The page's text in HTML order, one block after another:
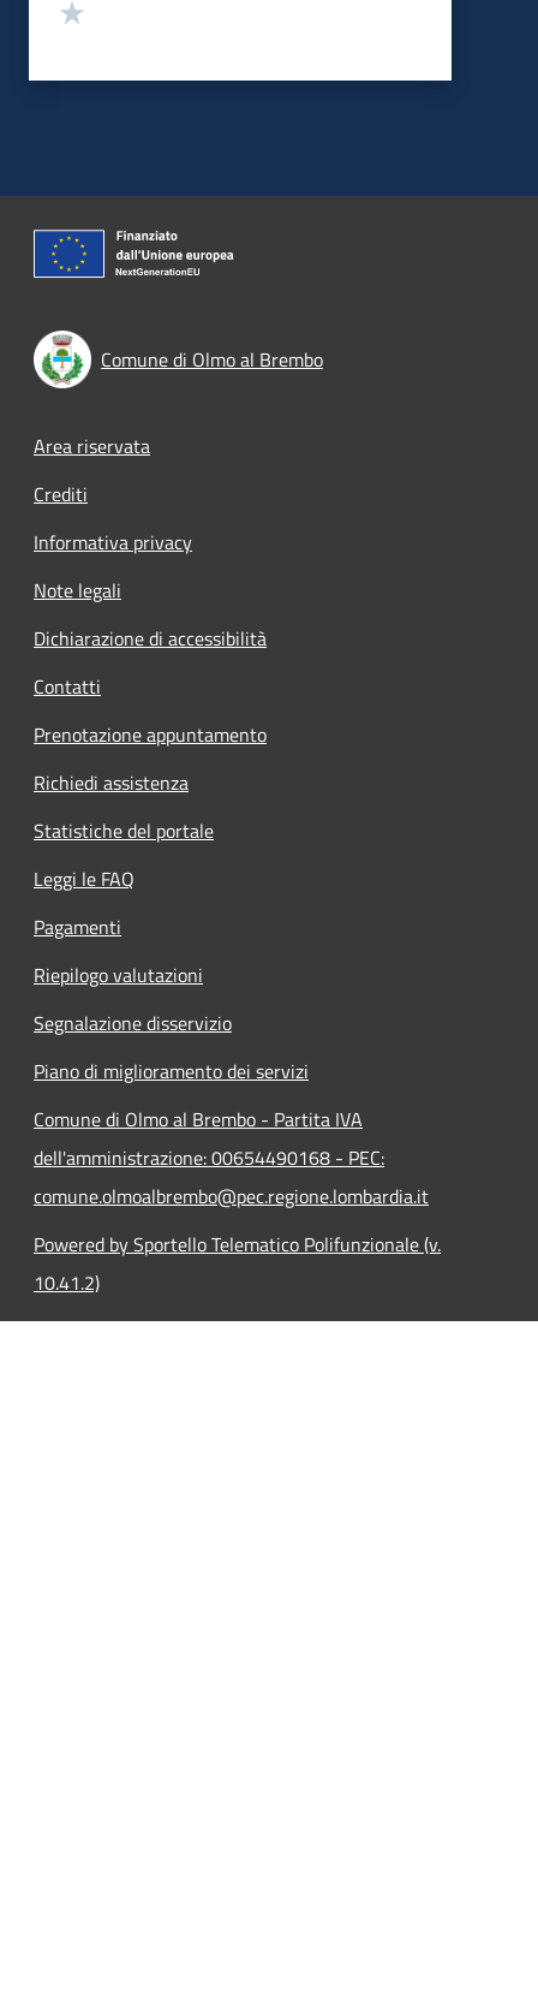
Comune di Olmo al Brembo
Footer menu
Area riservata
Crediti
Informativa privacy
Note legali
Dichiarazione di accessibilità
Contatti
Prenotazione appuntamento
Richiedi assistenza
Statistiche del portale
Leggi le FAQ
Pagamenti
Riepilogo valutazioni
Segnalazione disservizio
Piano di miglioramento dei servizi
Comune di Olmo al Brembo - Partita IVA
dell'amministrazione: 00654490168 - PEC:
comune.olmoalbrembo@pec.regione.lombardia.it
Powered by Sportello Telematico Polifunzionale (v.
10.41.2)